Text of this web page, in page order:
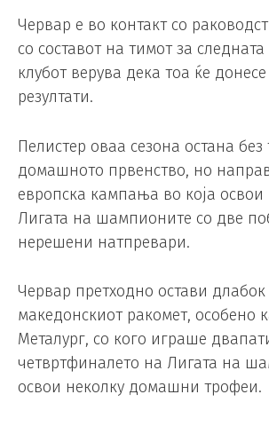
Червар е во контакт со
со составот на тимот за следната
клубот верува дека тоа ќе
резултати.
Пелистер оваа сезона остана
домашното првенство, но
европска кампања во која
Лигата на шампионите со две
нерешени натпревари.
Червар претходно остави длабок
македонскиот ракомет, особено
Металург, со кого играше
четвртфиналето на Лигата на
освои неколку домашни трофеи.